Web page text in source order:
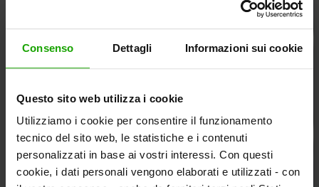
Consenso Dettagli Informazioni sui cookie
Questo sito web utilizza i cookie
Utilizziamo i cookie per consentire il funzionamento
tecnico del sito web, le statistiche e i contenuti
personalizzati in base ai vostri interessi. Con questi
cookie, i dati personali vengono elaborati e utilizzati - con